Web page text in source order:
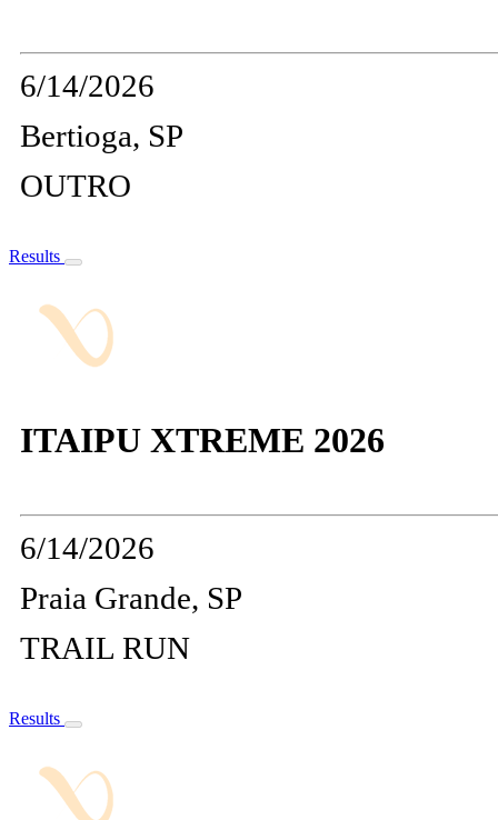
6/14/2026
Bertioga, SP
OUTRO
Results
ITAIPU XTREME 2026
6/14/2026
Praia Grande, SP
TRAIL RUN
Results